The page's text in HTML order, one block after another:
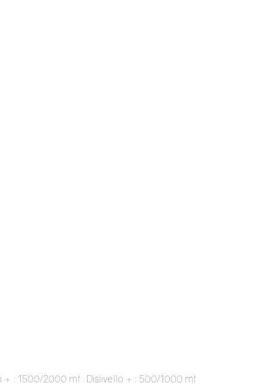
+ : 1500/2000 mt Dislivello + : 500/1000 mt